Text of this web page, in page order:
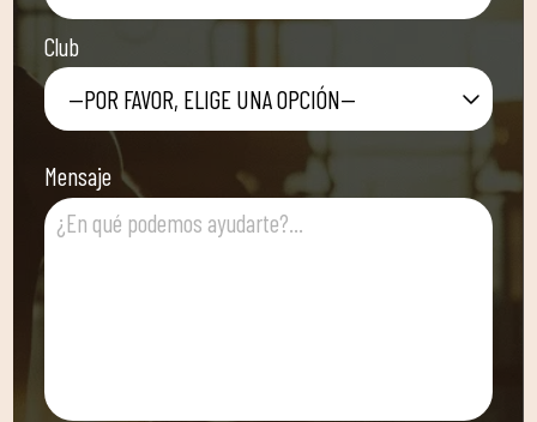
Club
—POR FAVOR, ELIGE UNA OPCIÓN—
Mensaje